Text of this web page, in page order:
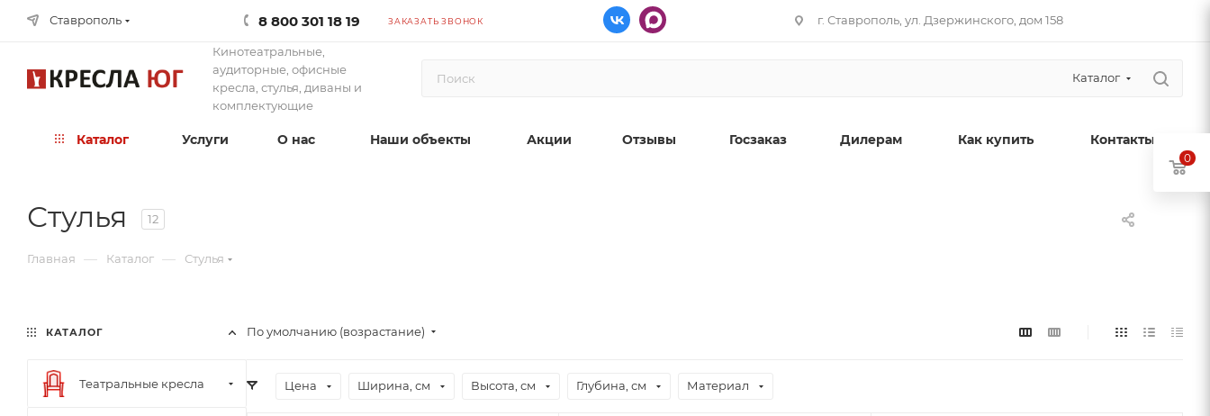
Ставрополь 8 800 301 18 19 ЗАКАЗАТЬ ЗВОНОК г. Ставрополь​, ул. Дзержинского, дом 158
Кинотеатральные,
аудиторные, офисные
кресла, стулья, диваны и
комплектующие
Каталог
Каталог Услуги О нас Наши объекты Акции Отзывы Госзаказ Дилерам Как купить Контакты
Стулья 12
Главная — Каталог — Стулья
По умолчанию (возрастание)
Цена Ширина, см Высота, см Глубина, см Материал
КАТАЛОГ
Театральные кресла
0